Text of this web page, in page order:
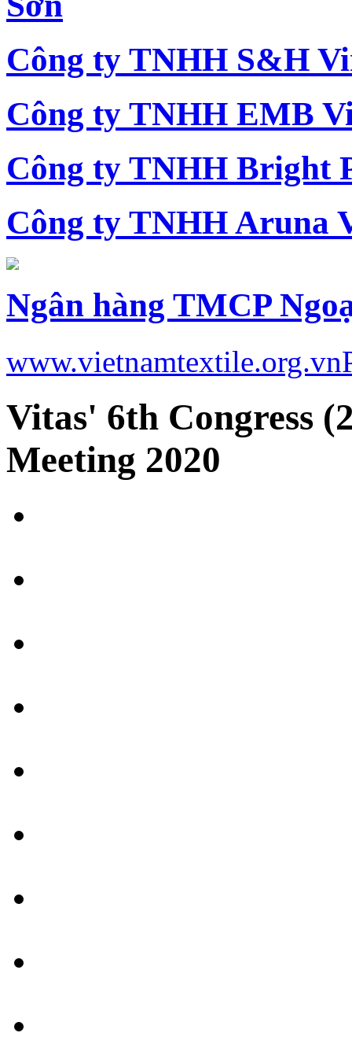
Công ty TNHH S&H
Công ty TNHH EMB
Công ty TNHH Bright
Công ty TNHH Aruna
Ngân hàng TMCP
www.vietnamtextile.org.vn
Vitas' 6th Congress
Meeting 2020